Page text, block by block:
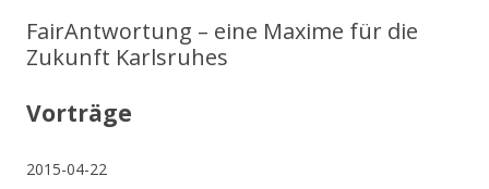
FairAntwortung – eine Maxime für die
Zukunft Karlsruhes
Vorträge
2015-04-22